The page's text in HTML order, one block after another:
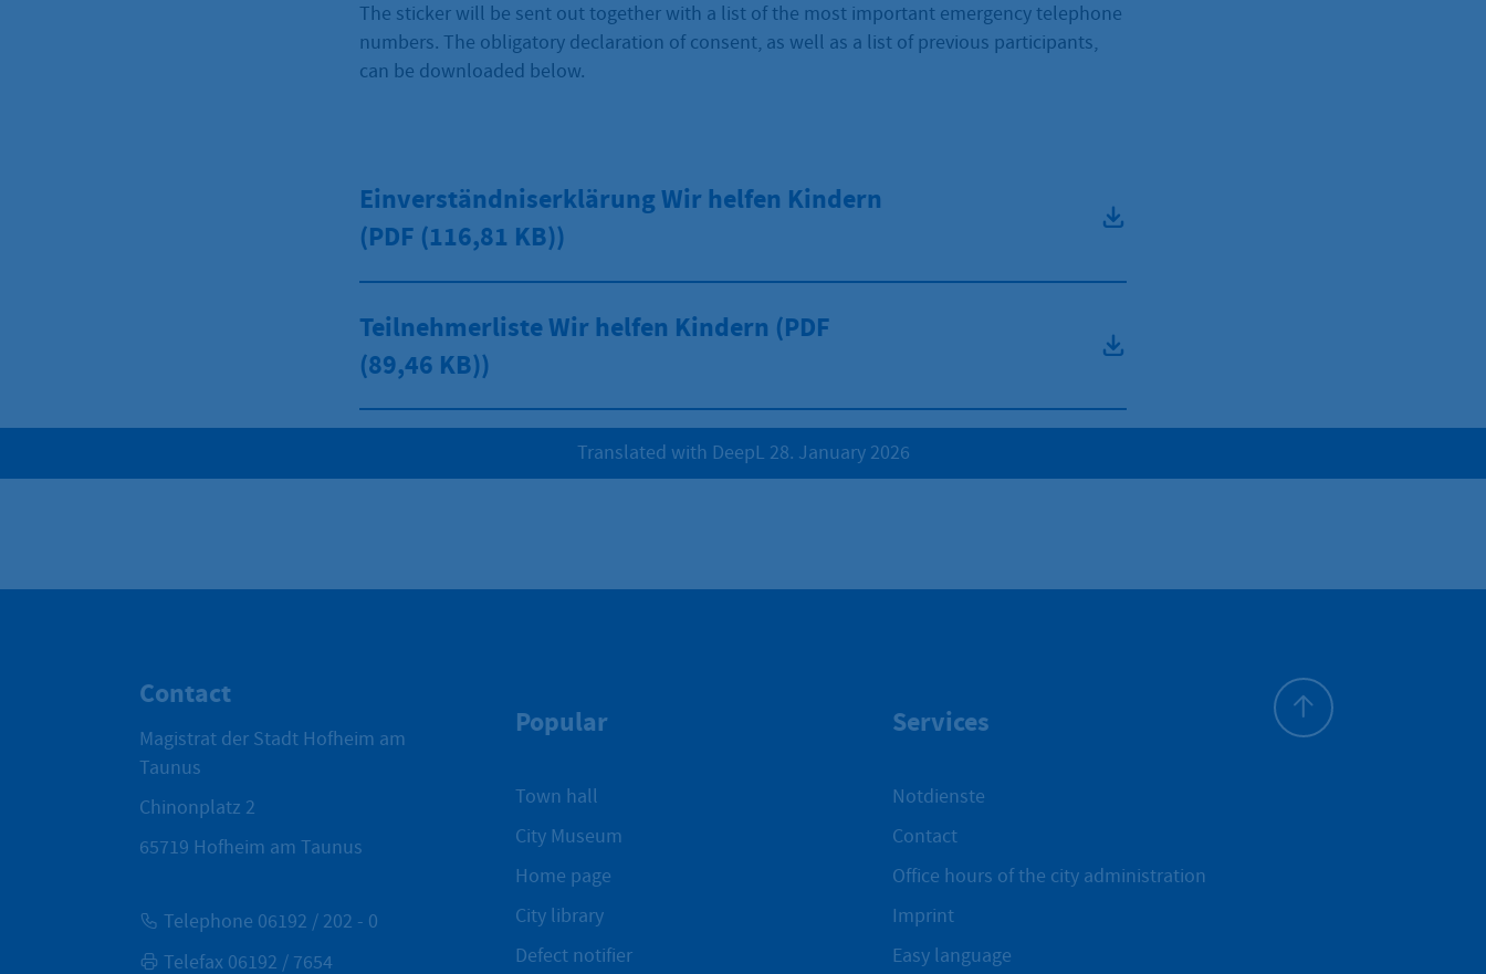
The sticker will be sent out together with a list of the most important emergency telephone
numbers. The obligatory declaration of consent, as well as a list of previous participants,
can be downloaded below.
Einverständniserklärung Wir helfen Kindern
(PDF (116,81 KB))
Teilnehmerliste Wir helfen Kindern (PDF
(89,46 KB))
Translated with DeepL 28. January 2026
Contact
Magistrat der Stadt Hofheim am
Taunus
Chinonplatz 2
65719 Hofheim am Taunus
Telephone 06192 / 202 - 0
Telefax 06192 / 7654
Popular
Town hall
City Museum
Home page
City library
Defect notifier
Services
Notdienste
Contact
Office hours of the city administration
Imprint
Easy language